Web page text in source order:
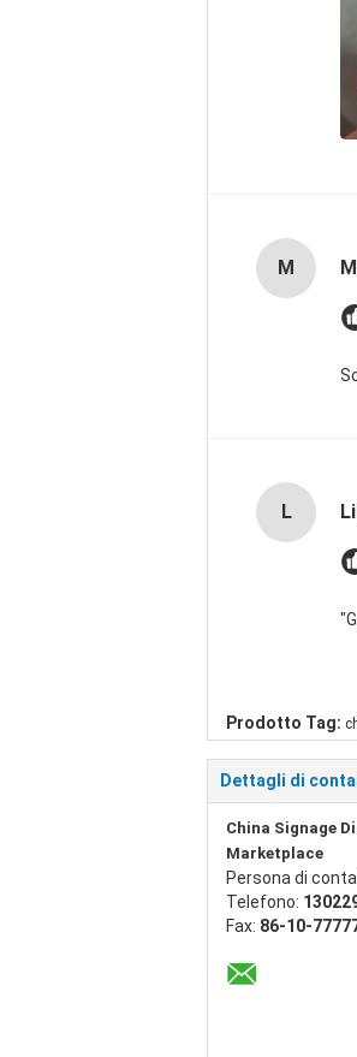
M
L
Prodotto Tag:
Dettagli di
China Signage
Marketplace
Persona di
Telefono:
Fax: 86-10-